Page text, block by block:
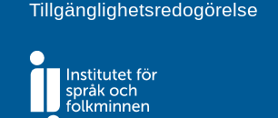
Tillgänglighetsredogörelse